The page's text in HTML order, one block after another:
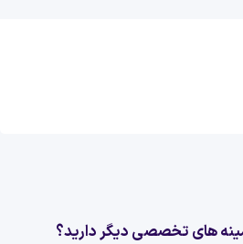
های تخصصی دیگر دارید؟